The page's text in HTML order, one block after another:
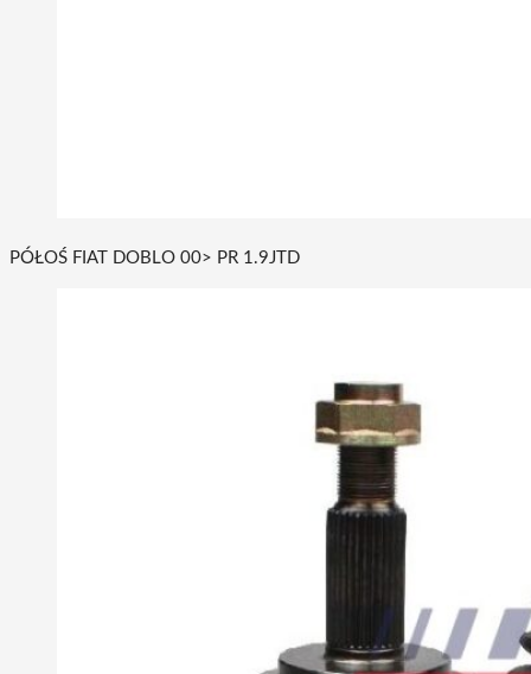
PÓŁOŚ FIAT DOBLO 00> PR 1.9JTD